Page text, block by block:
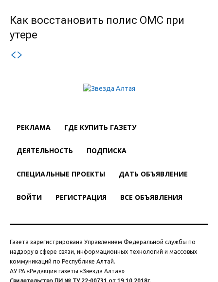
Как восстановить полис ОМС при
утере
РЕКЛАМА ГДЕ КУПИТЬ ГАЗЕТУ
ДЕЯТЕЛЬНОСТЬ ПОДПИСКА
СПЕЦИАЛЬНЫЕ ПРОЕКТЫ ДАТЬ ОБЪЯВЛЕНИЕ
ВОЙТИ РЕГИСТРАЦИЯ ВСЕ ОБЪЯВЛЕНИЯ
Газета зарегистрирована Управлением Федеральной службы по
надзору в сфере связи, информационных технологий и массовых
коммуникаций по Республике Алтай.
АУ РА «Редакция газеты «Звезда Алтая»